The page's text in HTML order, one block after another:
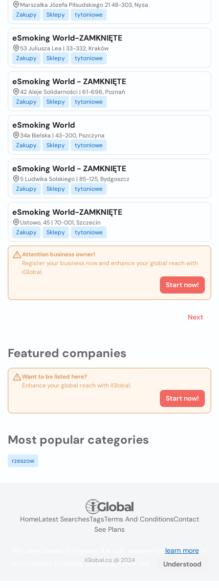
Featured companies
Want to be listed here?
Enhance your global reach with iGlobal.
Start now!
Marszałka Józefa Piłsudskiego 21 48-303, Nysa
Zakupy
Sklepy tytoniowe
eSmoking World-ZAMKNIĘTE
53 Juliusza Lea | 33-332, Kraków
Zakupy
Sklepy tytoniowe
eSmoking World - ZAMKNIĘTE
42 Aleje Solidarności | 61-696, Poznań
Zakupy
Sklepy tytoniowe
eSmoking World
34a Bielska | 43-200, Pszczyna
Zakupy
Sklepy tytoniowe
eSmoking World - ZAMKNIĘTE
5 Ludwika Solskiego | 85-125, Bydgoszcz
Zakupy
Sklepy tytoniowe
eSmoking World-ZAMKNIĘTE
Ustowo, 45 | 70-001, Szczecin
Zakupy
Sklepy tytoniowe
Attention business owner!
Register your business now and enhance your global reach with
iGlobal.
Start now!
Next
Most popular categories
rzeszow
HomeLatest SearchesTagsTerms And ConditionsContact
See Plans
iGlobal.co @ 2024
learn more. If
you continue browsing you accept their use.
Understood